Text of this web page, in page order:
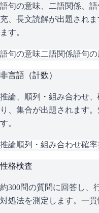
語句の意味、二語関係、
充、長文読解が出題され
ます。
語句の意味二語関係語句
非言語（計数）
推論、順列・組み合わせ
り、集合が出題されます
す。
推論順列・組み合わせ確率
性格検査
約300問の質問に回答し、
対処法を測定します。一